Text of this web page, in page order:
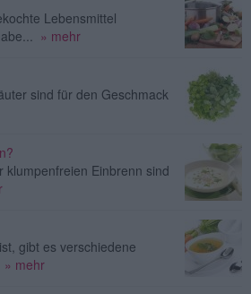
Lebensmittel
» mehr
sind für den Geschmack
klumpenfreien Einbrenn sind
gibt es verschiedene
» mehr